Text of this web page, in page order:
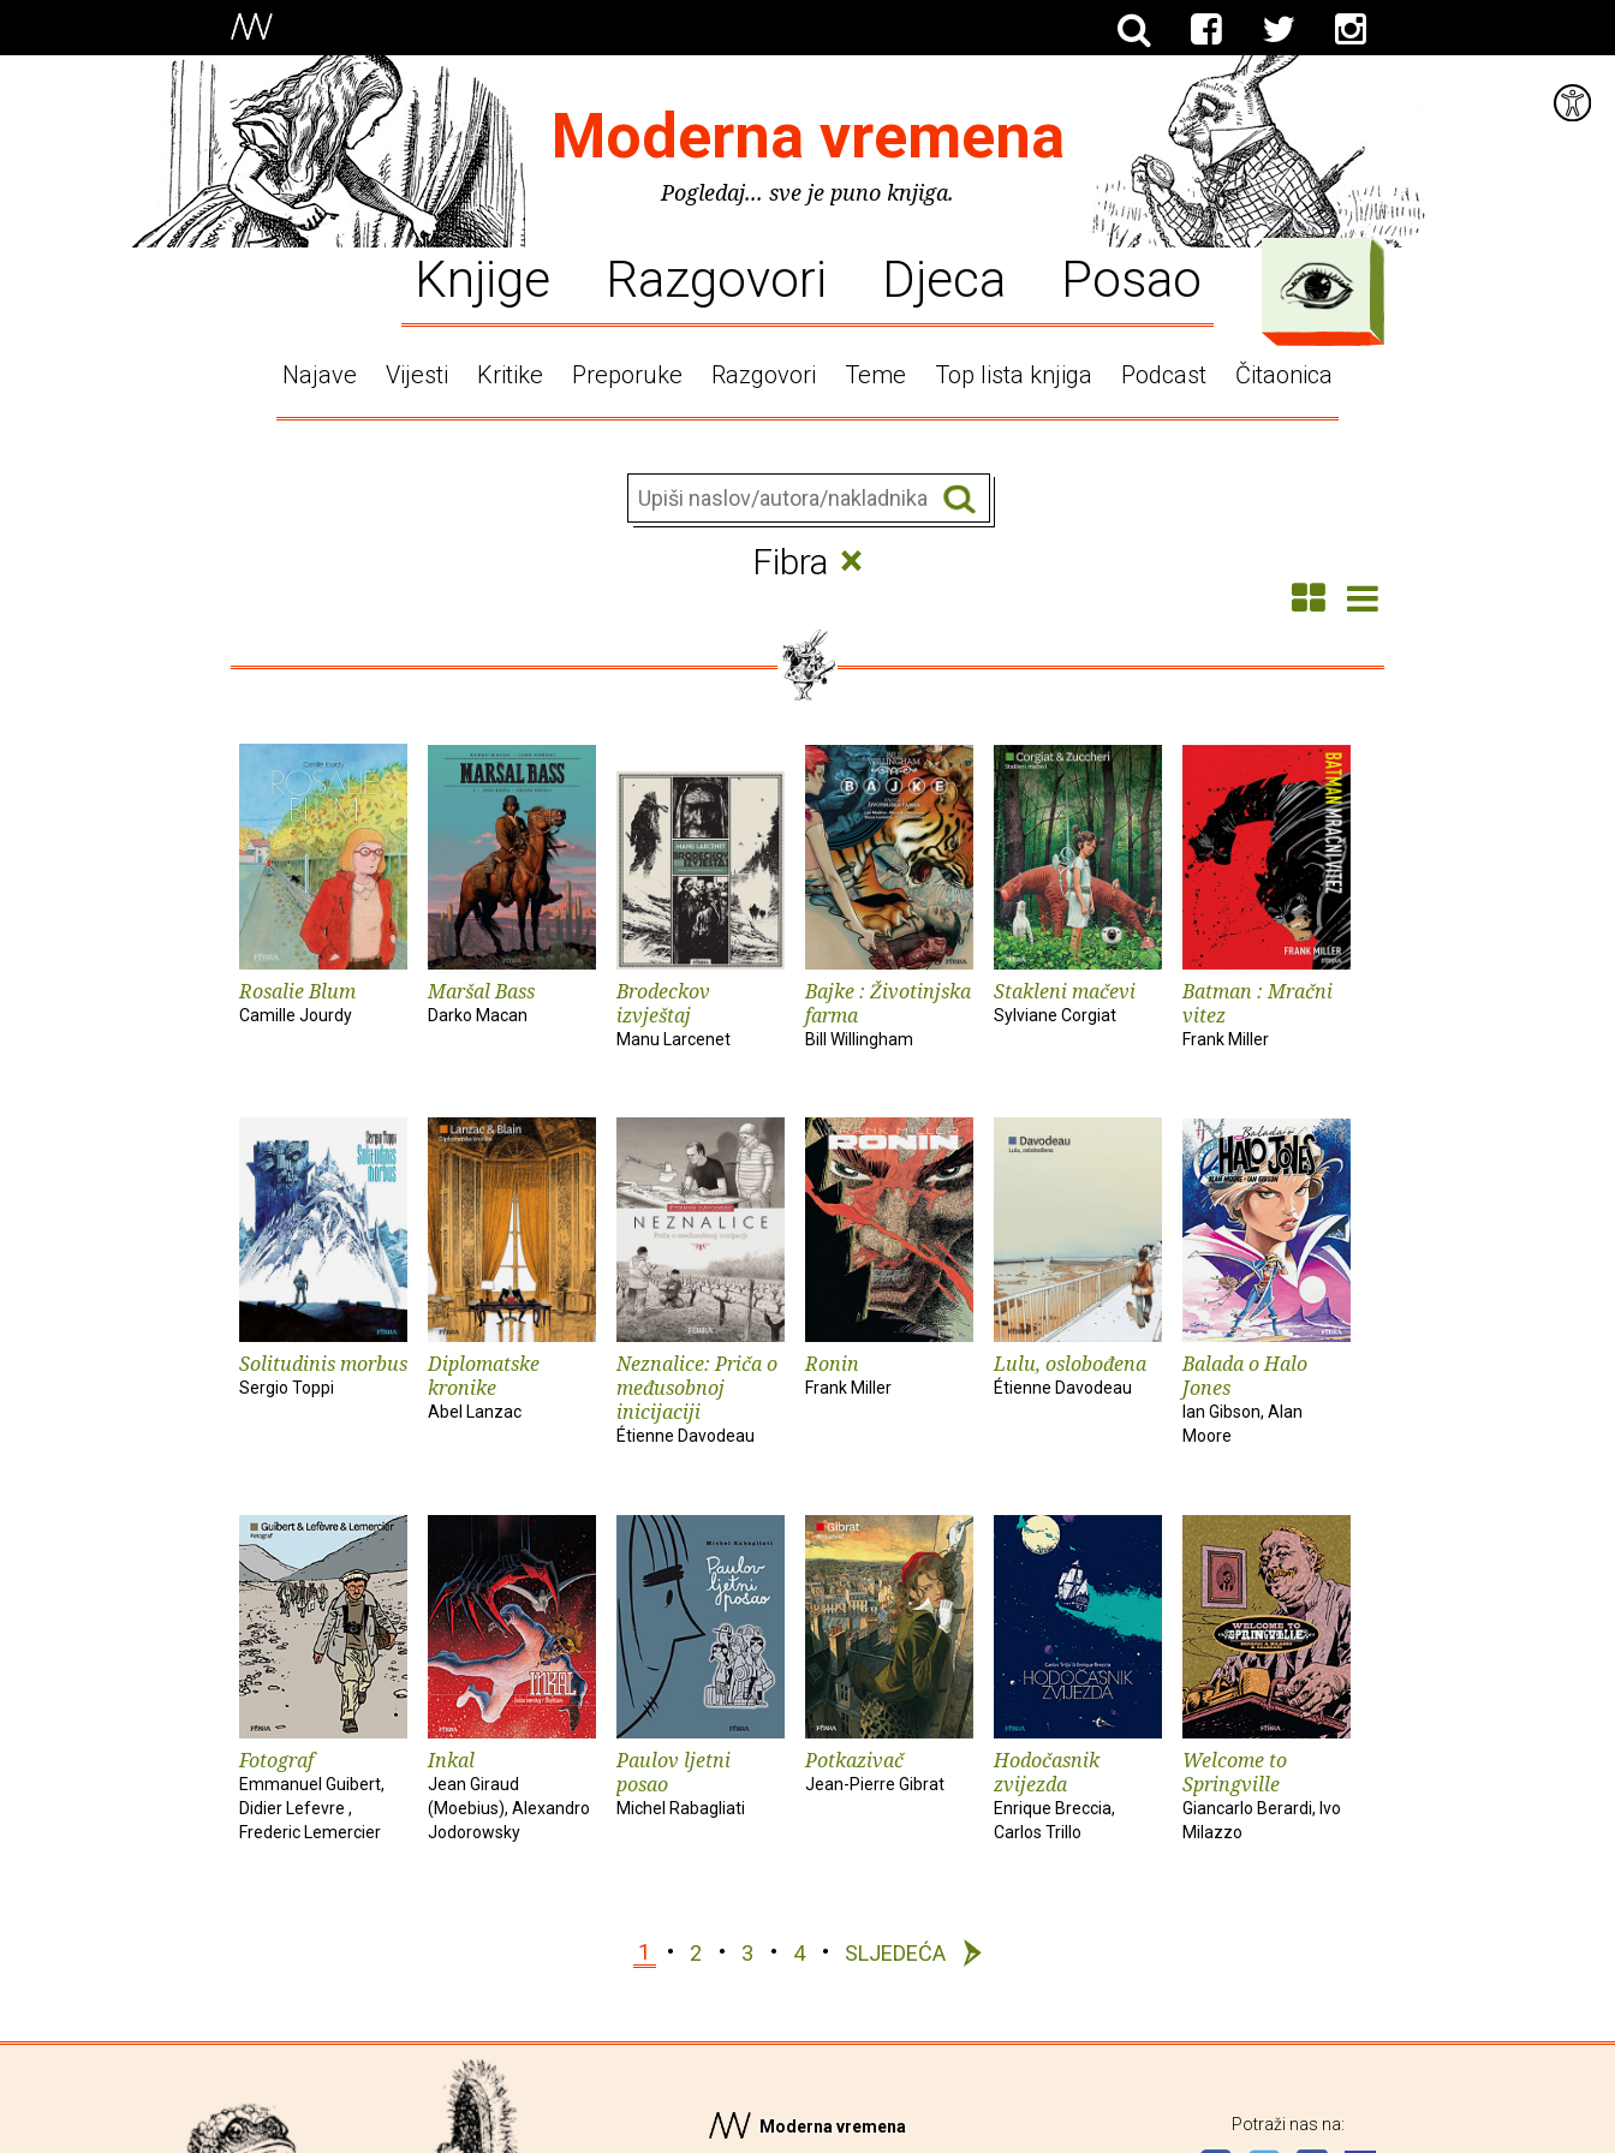
Moderna vremena
Pogledaj... sve je puno knjiga.
Knjige Razgovori Djeca Posao
Najave Vijesti Kritike Preporuke Razgovori Teme Top lista knjiga Podcast Čitaonica
Fibra ×
Rosalie Blum
Camille Jourdy
Maršal Bass
Darko Macan
Brodeckov
izvještaj
Manu Larcenet
Bajke : Životinjska
farma
Bill Willingham
Stakleni mačevi
Sylviane Corgiat
Batman : Mračni
vitez
Frank Miller
Solitudinis morbus
Sergio Toppi
Diplomatske
kronike
Abel Lanzac
Neznalice: Priča o
međusobnoj
inicijaciji
Étienne Davodeau
Ronin
Frank Miller
Lulu, oslobođena
Étienne Davodeau
Balada o Halo
Jones
Ian Gibson, Alan
Moore
Fotograf
Emmanuel Guibert,
Didier Lefevre ,
Frederic Lemercier
Inkal
Jean Giraud
(Moebius), Alexandro
Jodorowsky
Paulov ljetni
posao
Michel Rabagliati
Potkazivač
Jean-Pierre Gibrat
Hodočasnik
zvijezda
Enrique Breccia,
Carlos Trillo
Welcome to
Springville
Giancarlo Berardi, Ivo
Milazzo
1 2 3 4 SLJEDEĆA
Moderna vremena Potraži nas na: